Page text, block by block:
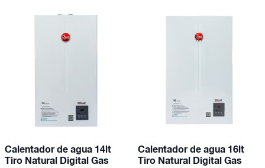
Calentador de agua 14lt
Tiro Natural Digital Gas
Calentador de agua 16lt
Tiro Natural Digital Gas